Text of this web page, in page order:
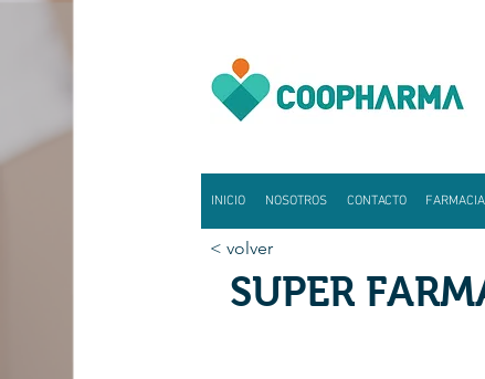
INICIO NOSOTROS CONTACTO
< volver
SUPER